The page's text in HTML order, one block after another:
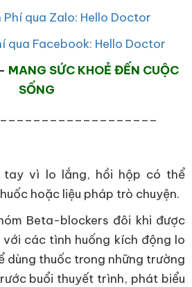
qua Zalo: Hello Doctor
qua Facebook: Hello Doctor
- MANG SỨC KHOẺ ĐẾN CUỘC
SỐNG
tay vì lo lắng, hồi hộp có thể
hoặc liệu pháp trò chuyện.
Beta-blockers đôi khi được
các tình huống kích động lo
dùng thuốc trong những trường
buổi thuyết trình, phát biểu